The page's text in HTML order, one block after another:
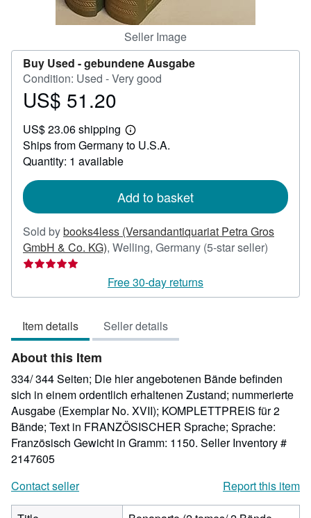
Seller Image
Buy Used -gebundene Ausgabe
Condition: Used - Very good
Price
51.20
US$ 51.20
US$ 23.06 shipping
Learn
more
Ships from Germany to U.S.A.
Quantity: 1 available
Add to basket
Sold bybooks4less (Versandantiquariat Petra Gros
GmbH & Co. KG), Welling, Germany (5-star seller)
out
Free 30-day returns
Item details Seller details
About this Item
334/ 344 Seiten; Die hier angebotenen Bände befinden
sich in einem ordentlich erhaltenen Zustand; nummerierte
Ausgabe (Exemplar No. XVII); KOMPLETTPREIS für 2
Bände; Text in FRANZÖSISCHER Sprache; Sprache:
Französisch Gewicht in Gramm: 1150. Seller Inventory #
2147605
Contact seller
Report this item